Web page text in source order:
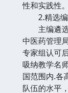
性和实践性。
2.精选编
主编遴选
中医药管理
专家组认可
吸纳教学名
国范围内.各
队伍的水平